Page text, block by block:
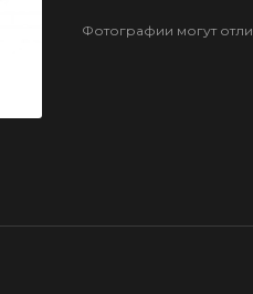
Фотографии могут